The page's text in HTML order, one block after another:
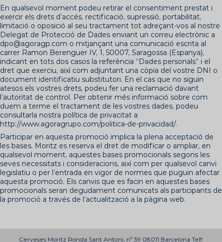
En qualsevol moment podeu retirar el consentiment prestat i
exercir els drets d’accés, rectificació, supressió, portabilitat,
limitació o oposició al seu tractament tot adreçant-vos al nostre
Delegat de Protecció de Dades enviant un correu electrònic a
dpo@agoragp.com o mitjançant una comunicació escrita al
carrer Ramon Berenguer IV, 1, 50007, Saragossa (Espanya),
indicant en tots dos casos la referència “Dades personals” i el
dret que exerciu, així com adjuntant una còpia del vostre DNI o
document identificatiu substitutori. En el cas que no siguin
atesos els vostres drets, podeu fer una reclamació davant
l’autoritat de control. Per obtenir més informació sobre com
duem a terme el tractament de les vostres dades, podeu
consultarla nostra política de privacitat a
http://www.agoragrupo.com/politica-de-privacidad/.
Participar en aquesta promoció implica la plena acceptació de
les bases. Moritz es reserva el dret de modificar o ampliar, en
qualsevol moment, aquestes bases promocionals segons les
seves necessitats i consideracions, així com per qualsevol canvi
legislatiu o per l’entrada en vigor de normes que puguin afectar
aquesta promoció. Els canvis que es facin en aquestes bases
promocionals seran degudament comunicats als participants de
la promoció a través de l’actualització a la pàgina web.
Cerveses Moritz Ronda Sant Antoni, nº 39 08011 Barcelona Telf: